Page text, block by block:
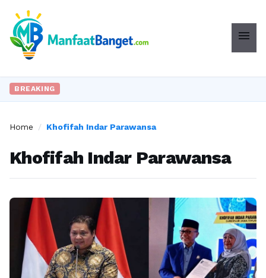
menu
BREAKING
Home / Khofifah Indar Parawansa
Khofifah Indar Parawansa